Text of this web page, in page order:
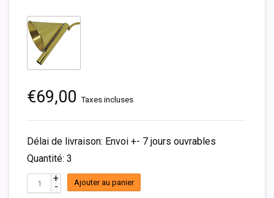
€69,00 Taxes incluses
Délai de livraison: Envoi +- 7 jours ouvrables
Quantité: 3
+
- Ajouter au panier